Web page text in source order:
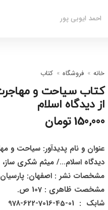
احمد ایوبی پور
خانه فروشگاه کتاب
کتاب سیاحت و
از دیدگاه اسلام
150,000تومان
عنوان و نام پدیدآور: سیاحت و
دیدگاه اسلام…/ میثم شکری ساز،
مشخصات نشر : اصفهان: پارسیان
مشخصت ظاهری : 107 ص.
شابک : 01-45-7016-622-978